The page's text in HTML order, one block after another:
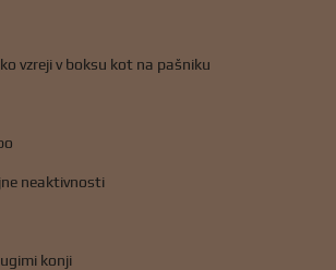
vzreji v boksu kot na pašniku
neaktivnosti
konji